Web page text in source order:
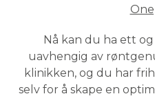
Nå kan du ha ett
uavhengig av
klinikken, og du har
selv for å skape en